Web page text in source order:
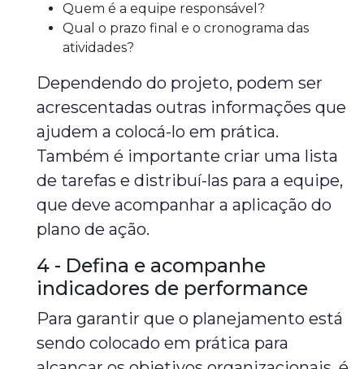
Quem é a equipe responsável?
Qual o prazo final e o cronograma das
atividades?
Dependendo do projeto, podem ser
acrescentadas outras informações que
ajudem a colocá-lo em prática.
Também é importante criar uma lista
de tarefas e distribuí-las para a equipe,
que deve acompanhar a aplicação do
plano de ação.
4 - Defina e acompanhe
indicadores de performance
Para garantir que o planejamento está
sendo colocado em prática para